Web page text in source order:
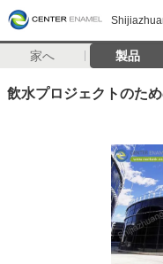
家へ 製品
飲水プロジェクトのた